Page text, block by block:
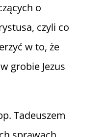
o
czyli co
w to, że
grobie Jezus
Tadeuszem